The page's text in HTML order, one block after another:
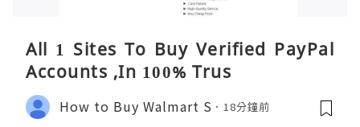
All 1 Sites To Buy Verified PayPal
Accounts ,In 100% Trus
How to Buy Walmart S 18分鐘前